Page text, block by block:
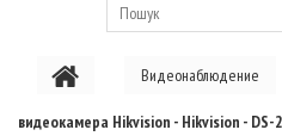
PON ОБЛАДНАННЯ
Видеонаблюдение
видеокамера Hikvision - Hikvision -